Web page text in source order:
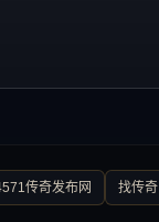
传奇发布网 找传奇